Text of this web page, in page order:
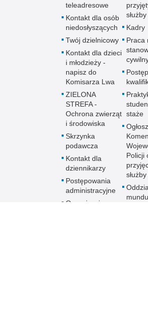
teleadresowe
Kontakt dla osób
niedosłyszących
Twój dzielnicowy
Kontakt dla dzieci
i młodzieży -
napisz do
Komisarza Lwa
ZIELONA
STREFA -
Ochrona zwierząt
i środowiska
Skrzynka
podawcza
Kontakt dla
dziennikarzy
Postępowania
administracyjne
Organizacja
służby
Kadry
Praca
staże
Policji